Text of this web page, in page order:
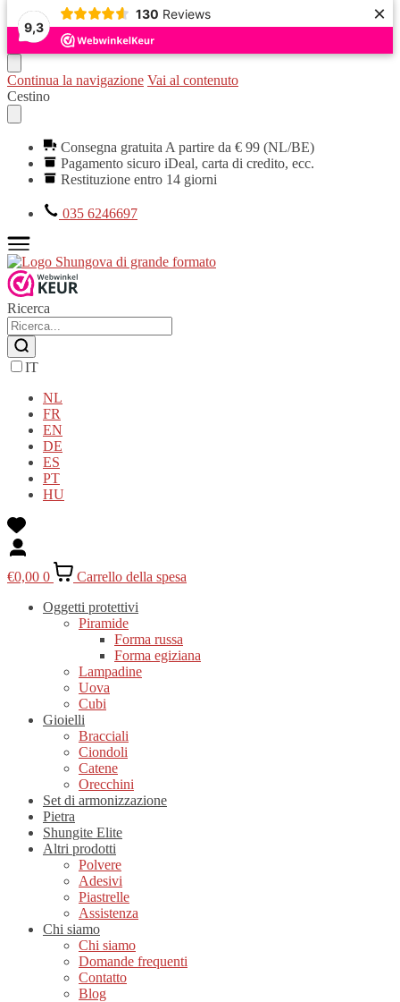
9,3
130 Reviews ×
Continua la navigazione Vai al contenuto
Cestino
Consegna gratuita A partire da € 99 (NL/BE)
Pagamento sicuro iDeal, carta di credito, ecc.
Restituzione entro 14 giorni
035 6246697
Ricerca
IT
NL
FR
EN
DE
ES
PT
HU
€0,00 0
Carrello della spesa
Oggetti protettivi
Piramide
Forma russa
Forma egiziana
Lampadine
Uova
Cubi
Gioielli
Bracciali
Ciondoli
Catene
Orecchini
Set di armonizzazione
Pietra
Shungite Elite
Altri prodotti
Polvere
Adesivi
Piastrelle
Assistenza
Chi siamo
Chi siamo
Domande frequenti
Contatto
Blog